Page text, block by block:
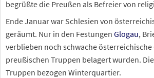
begrüßte die Preußen als Befreier von
Ende Januar war Schlesien von
geräumt. Nur in den Festungen Glogau,
verblieben noch schwache
preußischen Truppen belagert wurden.
Truppen bezogen Winterquartier.